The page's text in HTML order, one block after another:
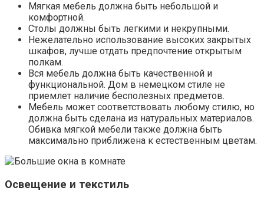
Мягкая мебель должна быть небольшой и
комфортной.
Столы должны быть легкими и некрупными.
Нежелательно использование высоких закрытых
шкафов, лучше отдать предпочтение открытым
полкам.
Вся мебель должна быть качественной и
функциональной. Дом в немецком стиле не
приемлет наличие бесполезных предметов.
Мебель может соответствовать любому стилю, но
должна быть сделана из натуральных материалов.
Обивка мягкой мебели также должна быть
максимально приближена к естественным цветам.
Освещение и текстиль